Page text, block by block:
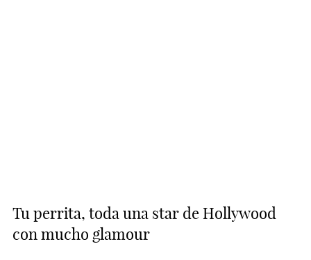
Tu perrita, toda una star de Hollywood
con mucho glamour